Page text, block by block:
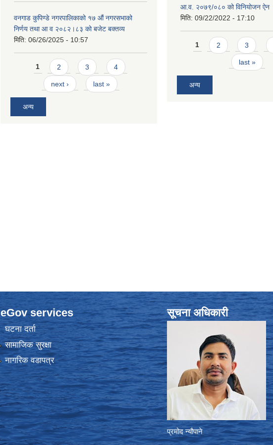
वनगाड कुपिण्डे नगरपालिकाको १७ ‍औं नगरसभाको
निर्णय तथा आ व २०८२।८३ को बजेट बक्तव्य
मिति: 06/26/2025 - 10:57
Pages
1 2 3 4
next › last »
अन्य
आ.व. २०७९/०८० को विनियोजन ऐन
मिति: 09/22/2022 - 17:10
Pages
1 2 3
last »
अन्य
eGov services
घटना दर्ता
सामाजिक सुरक्षा
नागरिक वडापत्र
सूचना अधिकारी
प्रमोद न्यौपाने